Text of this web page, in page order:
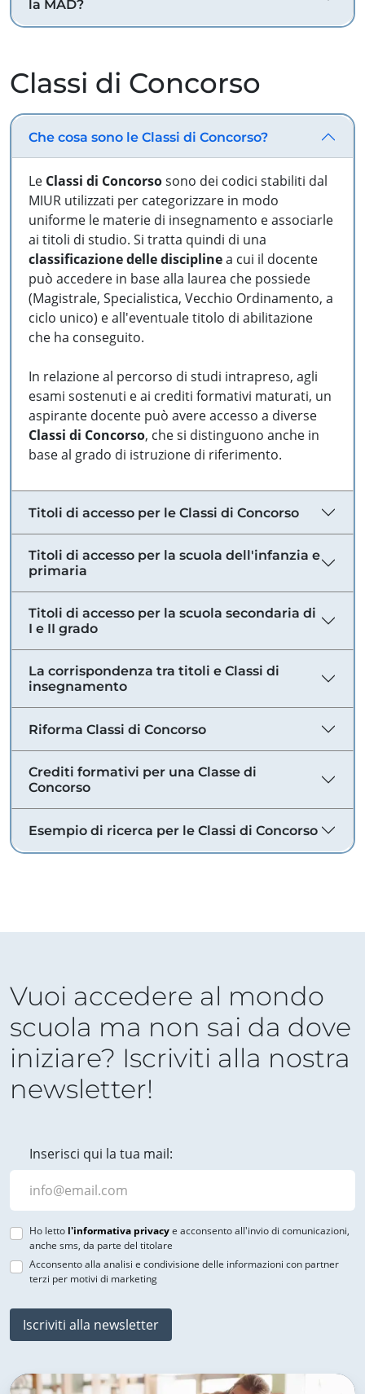
la MAD?
Classi di Concorso
Che cosa sono le Classi di Concorso?
Le Classi di Concorsosono dei codici stabiliti dal
MIUR utilizzati per categorizzare in modo
uniforme le materie di insegnamento e associarle
ai titoli di studio. Si tratta quindi di una
classificazione delle disciplinea cui il docente
può accedere in base alla laurea che possiede
(Magistrale, Specialistica, Vecchio Ordinamento, a
ciclo unico) e all'eventuale titolo di abilitazione
che ha conseguito.
In relazione al percorso di studi intrapreso, agli
esami sostenuti e ai crediti formativi maturati, un
aspirante docente può avere accesso a diverse
Classi di Concorso, che si distinguono anche in
base al grado di istruzione di riferimento.
Titoli di accesso per le Classi di Concorso
Titoli di accesso per la scuola dell'infanzia e
primaria
Titoli di accesso per la scuola secondaria di
I e II grado
La corrispondenza tra titoli e Classi di
insegnamento
Riforma Classi di Concorso
Crediti formativi per una Classe di
Concorso
Esempio di ricerca per le Classi di Concorso
Vuoi accedere al mondo
scuola ma non sai da dove
iniziare? Iscriviti alla nostra
newsletter!
Inserisci qui la tua mail:
Ho letto l'informativa privacye acconsento all'invio di comunicazioni,
anche sms, da parte del titolare
Acconsento alla analisi e condivisione delle informazioni con partner
terzi per motivi di marketing
Iscriviti alla newsletter